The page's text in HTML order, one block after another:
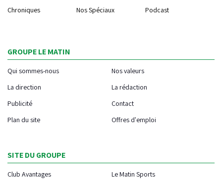
Chroniques
Nos Spéciaux Podcast
GROUPE LE MATIN
Qui sommes-nous
Nos valeurs
La direction
La rédaction
Publicité
Contact
Plan du site
Offres d'emploi
SITE DU GROUPE
Club Avantages
Le Matin Sports